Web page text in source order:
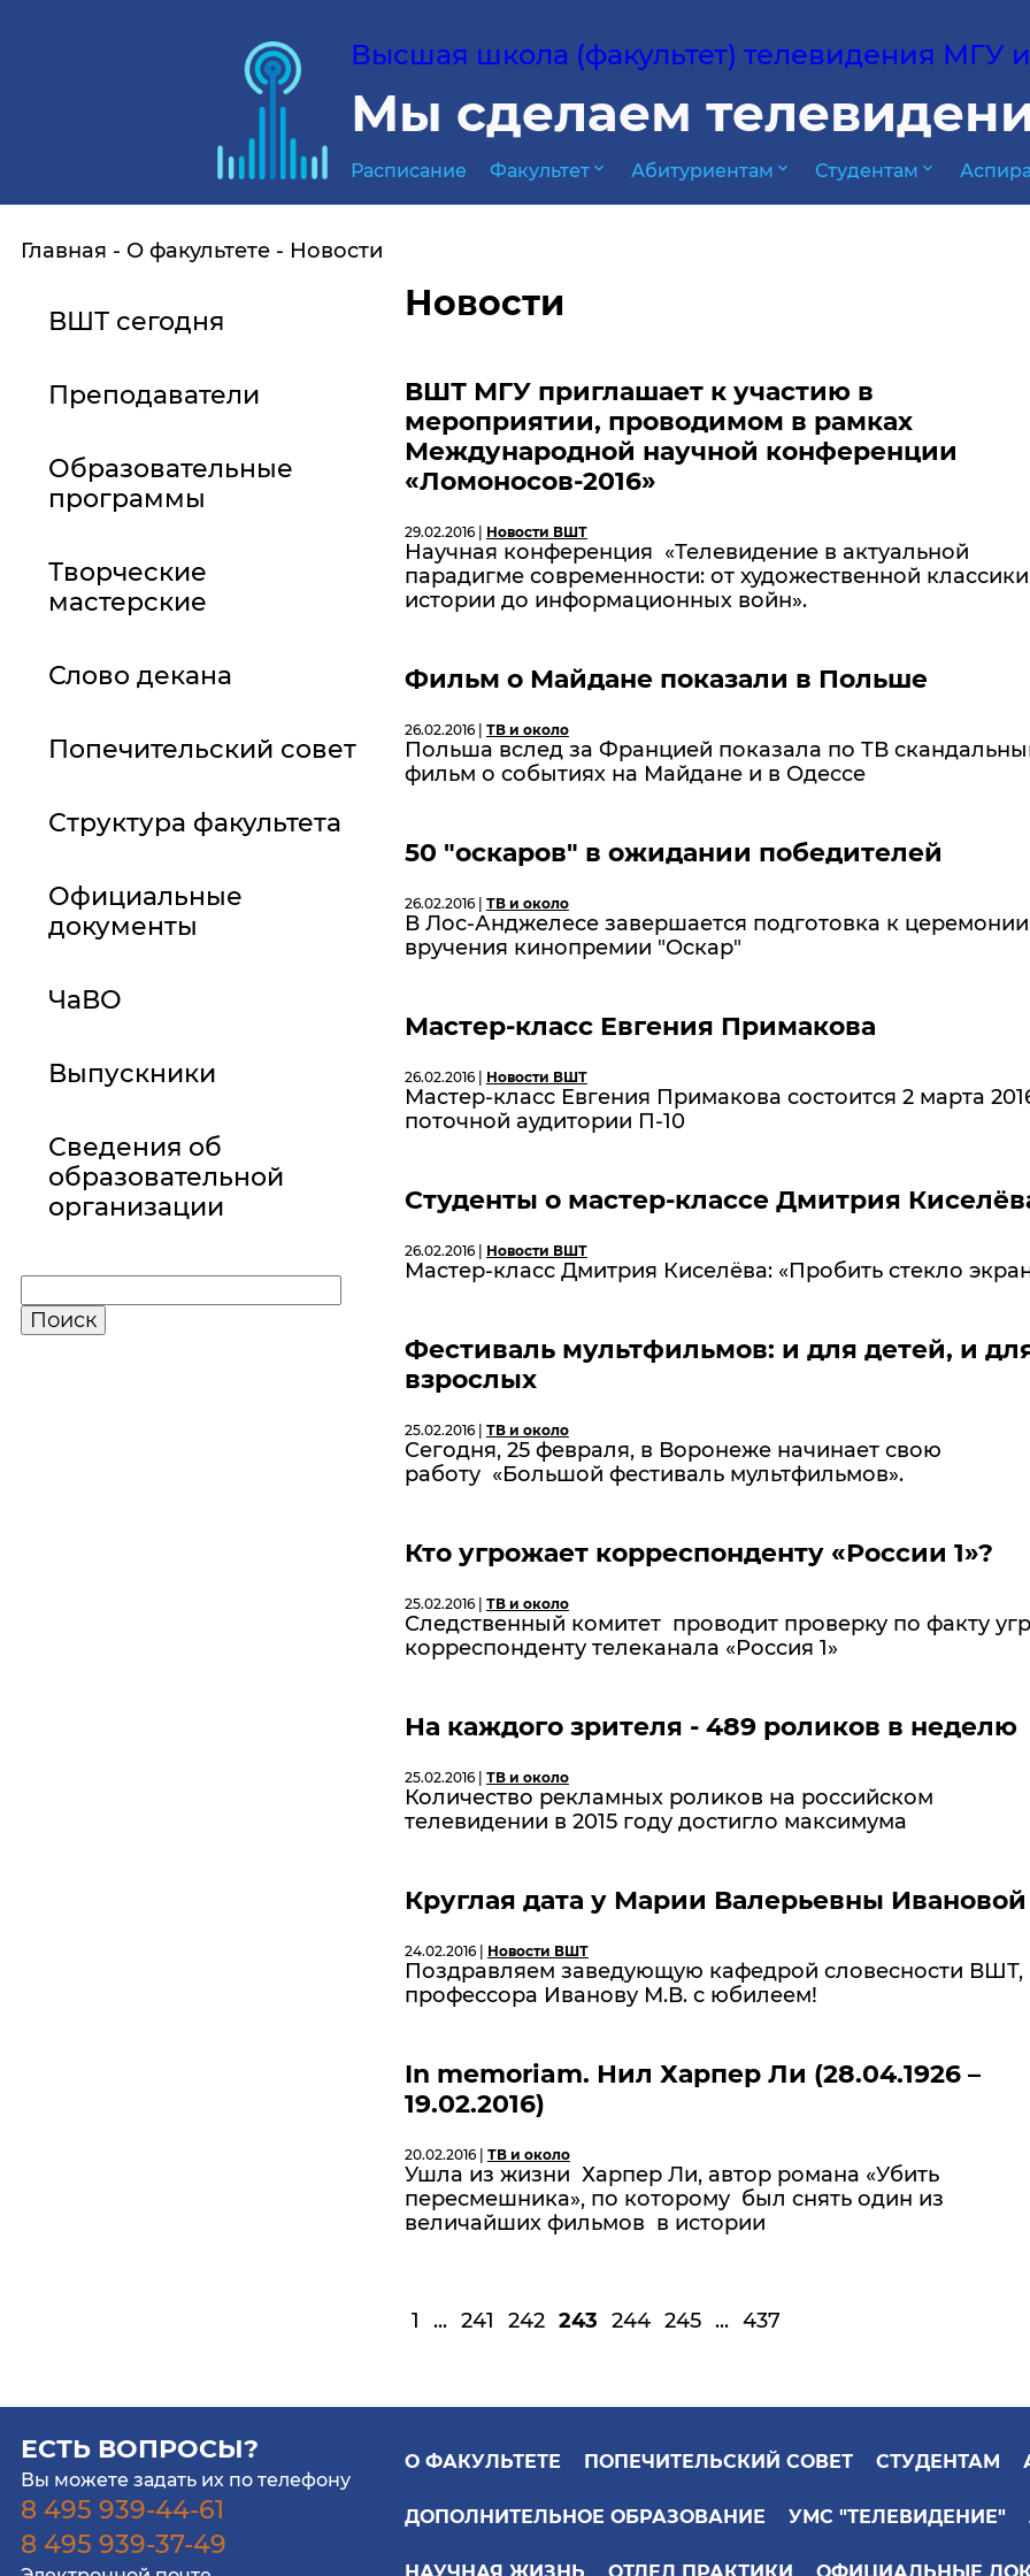
Высшая школа (факультет) телевидения МГУ
Мы сделаем
Расписание Факультет expand_more Абитуриентам expand_more Студентам expand_more
Главная О факультете Новости
ВШТ сегодня
Преподаватели
Образовательные
программы
Творческие
мастерские
Слово декана
Попечительский совет
Структура факультета
Официальные
документы
ЧаВО
Выпускники
Сведения об
образовательной
организации
Новости
ВШТ МГУ приглашает к участию в
мероприятии, проводимом в рамках
Международной научной конференции
«Ломоносов-2016»
29.02.2016 | Новости ВШТ
Научная конференция «Телевидение в актуальной
парадигме современности: от художественной
истории до информационных войн».
Фильм о Майдане показали в Польше
26.02.2016 | ТВ и около
Польша вслед за Францией показала по ТВ
фильм о событиях на Майдане и в Одессе
50 "оскаров" в ожидании победителей
26.02.2016 | ТВ и около
В Лос-Анджелесе завершается подготовка к церемонии
вручения кинопремии "Оскар"
Мастер-класс Евгения Примакова
26.02.2016 | Новости ВШТ
Мастер-класс Евгения Примакова состоится 2 марта
поточной аудитории П-10
Студенты о мастер-классе Дмитрия
26.02.2016 | Новости ВШТ
Мастер-класс Дмитрия Киселёва: «Пробить стекло
Фестиваль мультфильмов: и для детей, и
взрослых
25.02.2016 | ТВ и около
Сегодня, 25 февраля, в Воронеже начинает свою
работу «Большой фестиваль мультфильмов».
Кто угрожает корреспонденту «России 1»?
25.02.2016 | ТВ и около
Следственный комитет проводит проверку по факту
корреспонденту телеканала «Россия 1»
На каждого зрителя - 489 роликов в неделю
25.02.2016 | ТВ и около
Количество рекламных роликов на российском
телевидении в 2015 году достигло максимума
Круглая дата у Марии Валерьевны Ивановой
24.02.2016 | Новости ВШТ
Поздравляем заведующую кафедрой словесности ВШТ,
профессора Иванову М.В. с юбилеем!
In memoriam. Нил Харпер Ли (28.04.1926 –
19.02.2016)
20.02.2016 | ТВ и около
Ушла из жизни Харпер Ли, автор романа «Убить
пересмешника», по которому был снять один из
величайших фильмов в истории
1 ... 241 242 243 244 245 ... 437
ЕСТЬ ВОПРОСЫ?
Вы можете задать их по телефону
8 495 939-44-61
8 495 939-37-49
О ФАКУЛЬТЕТЕ ПОПЕЧИТЕЛЬСКИЙ СОВЕТ СТУДЕНТАМ
ДОПОЛНИТЕЛЬНОЕ ОБРАЗОВАНИЕ УМС "ТЕЛЕВИДЕНИЕ"